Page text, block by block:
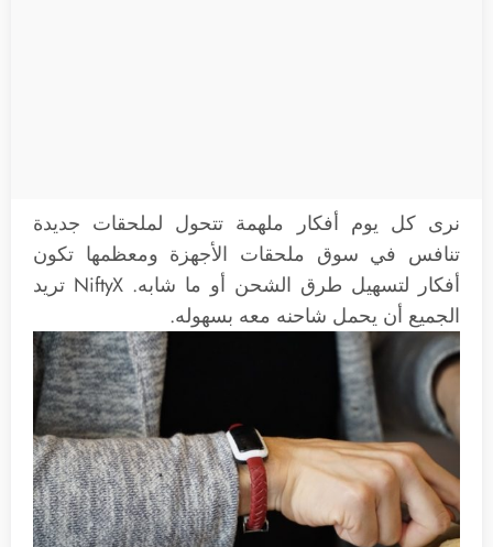
نرى كل يوم أفكار ملهمة تتحول لملحقات جديدة
تنافس في سوق ملحقات الأجهزة ومعظمها تكون
أفكار لتسهيل طرق الشحن أو ما شابه. NiftyX تريد
الجميع أن يحمل شاحنه معه بسهوله.